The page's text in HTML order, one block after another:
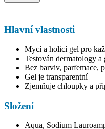
Hlavní vlastnosti
Mycí a holicí gel pro
Testován dermatology
Bez barviv, parfemace,
Gel je transparentní
Zjemňuje chloupky a
Složení
Aqua, Sodium